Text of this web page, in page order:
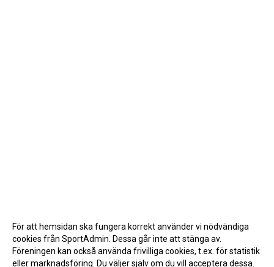
För att hemsidan ska fungera korrekt använder vi nödvändiga
cookies från SportAdmin. Dessa går inte att stänga av.
Föreningen kan också använda frivilliga cookies, t.ex. för statistik
eller marknadsföring. Du väljer själv om du vill acceptera dessa.